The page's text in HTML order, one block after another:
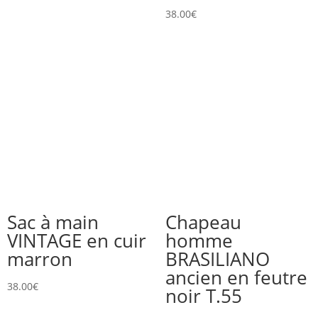
38.00€
Sac à main
VINTAGE en cuir
marron
38.00€
Chapeau
homme
BRASILIANO
ancien en feutre
noir T.55